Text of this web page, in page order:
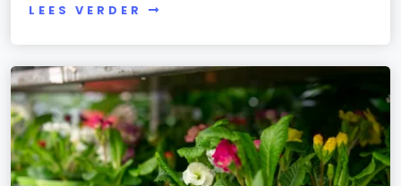
LEES VERDER